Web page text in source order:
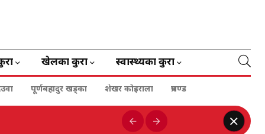
खेलका कुरा स्वास्थ्यका कुरा
पूर्णबहादुर खड्का शेखर कोइराला प्रचण्ड